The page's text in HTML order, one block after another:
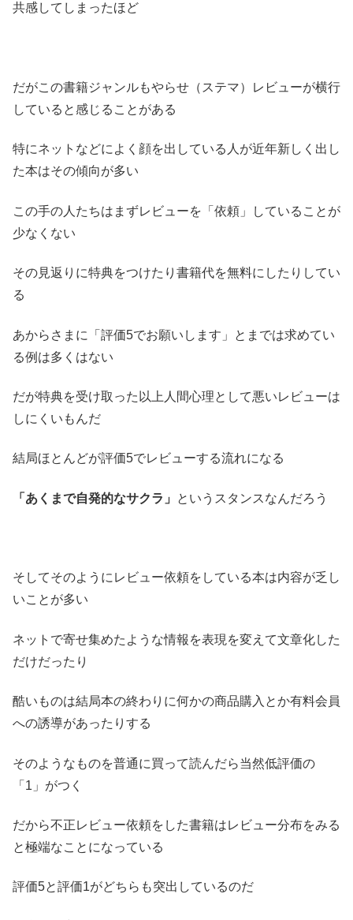
共感してしまったほど
だがこの書籍ジャンルもやらせ（ステマ）レビューが横行
していると感じることがある
特にネットなどによく顔を出している人が近年新しく出し
た本はその傾向が多い
この手の人たちはまずレビューを「依頼」していることが
少なくない
その見返りに特典をつけたり書籍代を無料にしたりしてい
る
あからさまに「評価5でお願いします」とまでは求めてい
る例は多くはない
だが特典を受け取った以上人間心理として悪いレビューは
しにくいもんだ
結局ほとんどが評価5でレビューする流れになる
「あくまで自発的なサクラ」 というスタンスなんだろう
そしてそのようにレビュー依頼をしている本は内容が乏し
いことが多い
ネットで寄せ集めたような情報を表現を変えて文章化した
だけだったり
酷いものは結局本の終わりに何かの商品購入とか有料会員
への誘導があったりする
そのようなものを普通に買って読んだら当然低評価の
「1」がつく
だから不正レビュー依頼をした書籍はレビュー分布をみる
と極端なことになっている
評価5と評価1がどちらも突出しているのだ